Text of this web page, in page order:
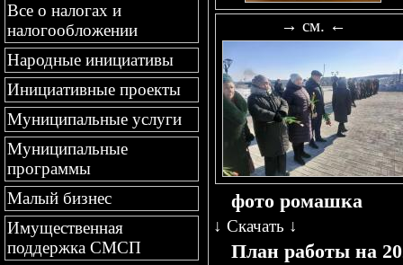
Все о налогах и
налогообложении
Народные инициативы
Инициативные проекты
Муниципальные услуги
Муниципальные
программы
Малый бизнес
Имущественная
поддержка СМСП
→ см. ←
фото ромашка
↓ Скачать ↓
План работы на